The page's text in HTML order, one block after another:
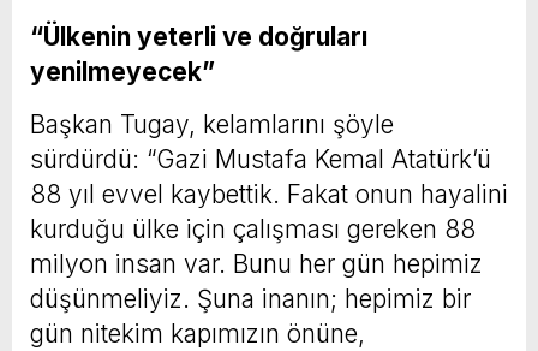
“Ülkenin yeterli ve doğruları
yenilmeyecek”
Başkan Tugay, kelamlarını şöyle
sürdürdü: “Gazi Mustafa Kemal Atatürk’ü
88 yıl evvel kaybettik. Fakat onun hayalini
kurduğu ülke için çalışması gereken 88
milyon insan var. Bunu her gün hepimiz
düşünmeliyiz. Şuna inanın; hepimiz bir
gün nitekim kapımızın önüne,